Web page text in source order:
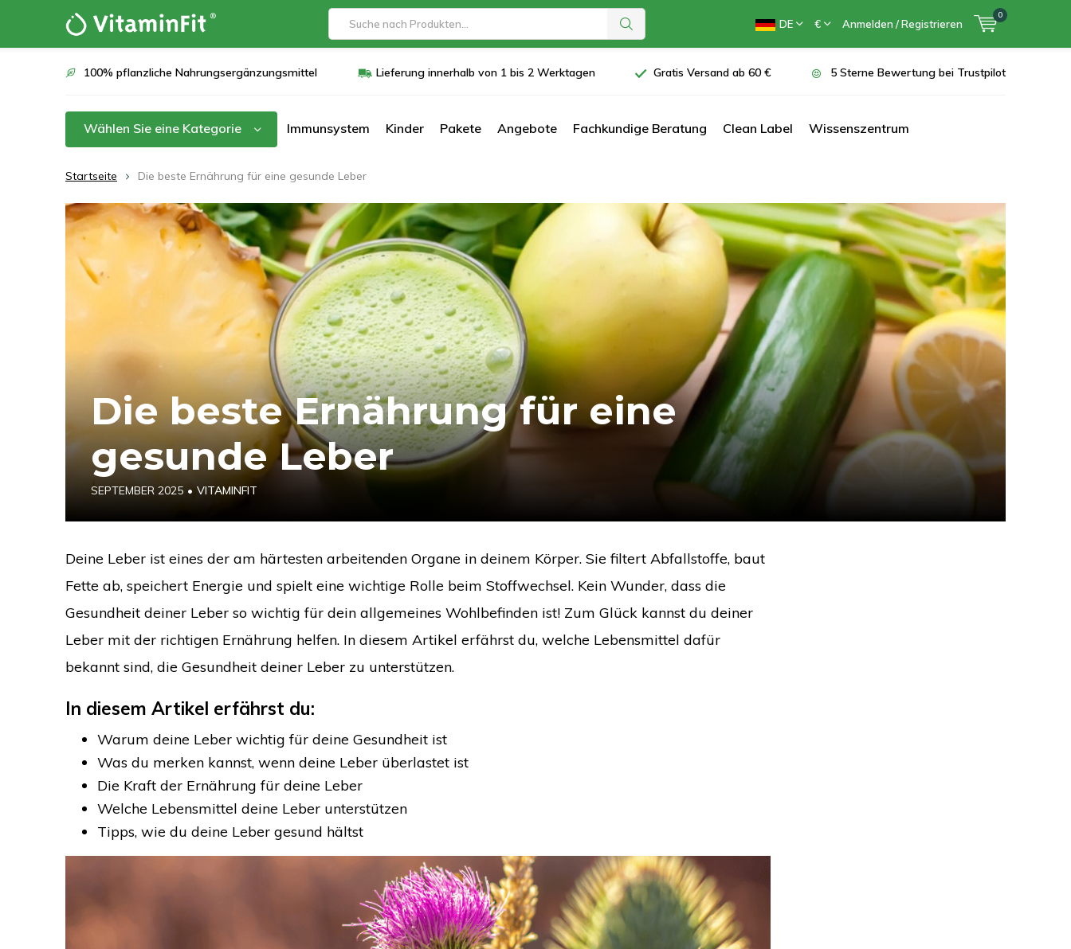
DE € Anmelden / Registrieren
0
100% pflanzliche Nahrungsergänzungsmittel Lieferung innerhalb von 1 bis 2 Werktagen Gratis Versand ab 60 € 5 Sterne Bewertung bei Trustpilot
Wählen Sie eine Kategorie Immunsystem Kinder Pakete Angebote Fachkundige Beratung Clean Label Wissenszentrum
Startseite Die beste Ernährung für eine gesunde Leber
Die beste Ernährung für eine
gesunde Leber
SEPTEMBER 2025 • VITAMINFIT
Deine Leber ist eines der am härtesten arbeitenden Organe in deinem Körper. Sie filtert Abfallstoffe, baut
Fette ab, speichert Energie und spielt eine wichtige Rolle beim Stoffwechsel. Kein Wunder, dass die
Gesundheit deiner Leber so wichtig für dein allgemeines Wohlbefinden ist! Zum Glück kannst du deiner
Leber mit der richtigen Ernährung helfen. In diesem Artikel erfährst du, welche Lebensmittel dafür
bekannt sind, die Gesundheit deiner Leber zu unterstützen.
In diesem Artikel erfährst du:
Warum deine Leber wichtig für deine Gesundheit ist
Was du merken kannst, wenn deine Leber überlastet ist
Die Kraft der Ernährung für deine Leber
Welche Lebensmittel deine Leber unterstützen
Tipps, wie du deine Leber gesund hältst